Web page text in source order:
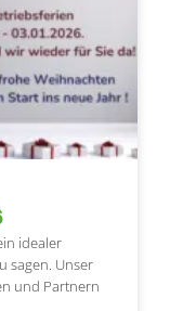
idealer
sagen. Unser
und Partnern